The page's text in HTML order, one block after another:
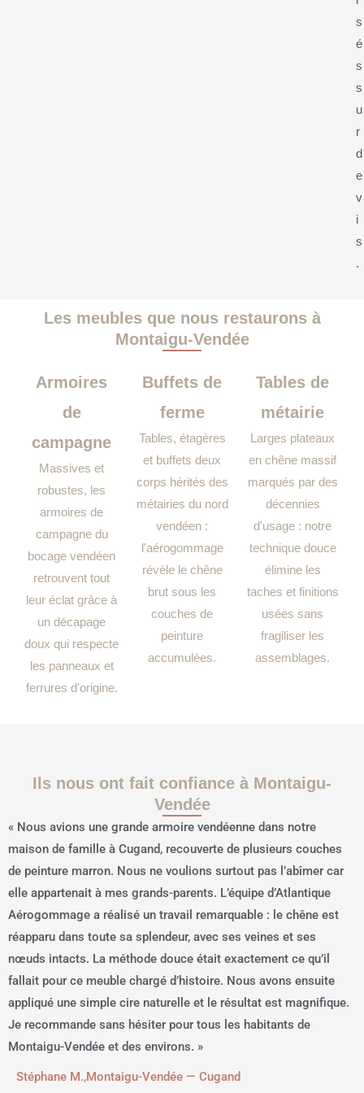
s
é
s
s
u
r
d
e
v
i
s
.
Les meubles que nous restaurons à
Montaigu-Vendée
Armoires
de
campagne
Massives et
robustes, les
armoires de
campagne du
bocage vendéen
retrouvent tout
leur éclat grâce à
un décapage
doux qui respecte
les panneaux et
ferrures d'origine.
Buffets de
ferme
Tables, étagères
et buffets deux
corps hérités des
métairies du nord
vendéen :
l'aérogommage
révèle le chêne
brut sous les
couches de
peinture
accumulées.
Tables de
métairie
Larges plateaux
en chêne massif
marqués par des
décennies
d'usage : notre
technique douce
élimine les
taches et finitions
usées sans
fragiliser les
assemblages.
Ils nous ont fait confiance à Montaigu-
Vendée
« Nous avions une grande armoire vendéenne dans notre
maison de famille à Cugand, recouverte de plusieurs couches
de peinture marron. Nous ne voulions surtout pas l’abîmer car
elle appartenait à mes grands-parents. L’équipe d’Atlantique
Aérogommage a réalisé un travail remarquable : le chêne est
réapparu dans toute sa splendeur, avec ses veines et ses
nœuds intacts. La méthode douce était exactement ce qu’il
fallait pour ce meuble chargé d’histoire. Nous avons ensuite
appliqué une simple cire naturelle et le résultat est magnifique.
Je recommande sans hésiter pour tous les habitants de
Montaigu-Vendée et des environs. »
Stéphane M.,Montaigu-Vendée — Cugand